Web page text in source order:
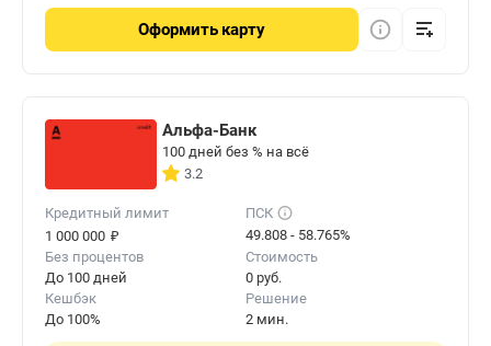
Оформить карту
Альфа-Банк
100 дней без % на всё
3.2
Кредитный лимит
1 000 000 ₽
ПСК
49.808 - 58.765%
Без процентов
До 100 дней
Стоимость
0 руб.
Кешбэк
До 100%
Решение
2 мин.